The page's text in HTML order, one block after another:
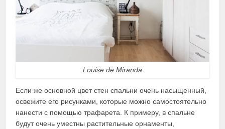
Louise de Miranda
Если же основной цвет стен спальни очень насыщенный,
освежите его рисунками, которые можно самостоятельно
нанести с помощью трафарета. К примеру, в спальне
будут очень уместны растительные орнаменты,